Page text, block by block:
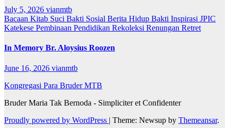
July 5, 2026 vianmtb
Bacaan Kitab Suci Bakti Sosial Berita Hidup Bakti Inspirasi JPIC
Katekese Pembinaan Pendidikan Rekoleksi Renungan Retret
In Memory Br. Aloysius Roozen
June 16, 2026 vianmtb
Kongregasi Para Bruder MTB
Bruder Maria Tak Bernoda - Simpliciter et Confidenter
Proudly powered by WordPress | Theme: Newsup by Themeansar.